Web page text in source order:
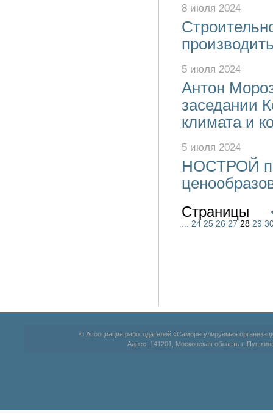
8 июля 2024
5 июля 2024
Антон
заседании
климата и
5 июля 2024
НОСТРОЙ
Страницы
24 25 26 27 28 29
© Ассоциация работодателей «Саморегулируемая
Адрес: 141201, Московская область г.